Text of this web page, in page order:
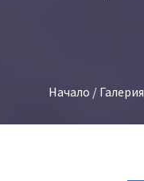
Начало / Галерия